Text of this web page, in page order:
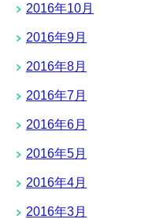
2016年10月
2016年9月
2016年8月
2016年7月
2016年6月
2016年5月
2016年4月
2016年3月